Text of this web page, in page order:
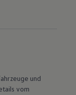
und
vom